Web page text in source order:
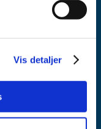
Vis detaljer
of Denmark.